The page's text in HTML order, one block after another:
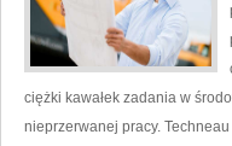
ciężki kawałek zadania w
nieprzerwanej pracy.